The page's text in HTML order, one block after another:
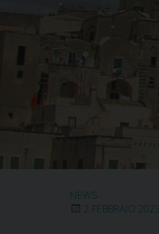
NEWS
2 FEBBRAIO 2023